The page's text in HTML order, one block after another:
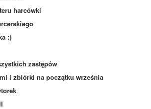
harcówki
:)
zastępów
i zbiórki na początku września